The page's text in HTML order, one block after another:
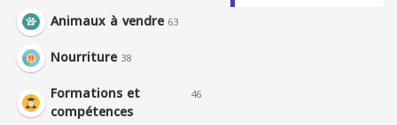
Animaux à vendre 63
Nourriture 38
Formations et
compétences
46